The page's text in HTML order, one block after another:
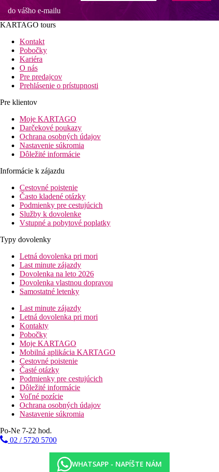
do vášho e-mailu
KARTAGO tours
Kontakt
Pobočky
Kariéra
O nás
Pre predajcov
Prehlásenie o prístupnosti
Pre klientov
Moje KARTAGO
Darčekové poukazy
Ochrana osobných údajov
Nastavenie súkromia
Dôležité informácie
Informácie k zájazdu
Cestovné poistenie
Často kladené otázky
Podmienky pre cestujúcich
Služby k dovolenke
Vstupné a pobytové poplatky
Typy dovolenky
Letná dovolenka pri mori
Last minute zájazdy
Dovolenka na leto 2026
Dovolenka vlastnou dopravou
Samostatné letenky
Last minute zájazdy
Letná dovolenka pri mori
Kontakty
Pobočky
Moje KARTAGO
Mobilná aplikácia KARTAGO
Cestovné poistenie
Časté otázky
Podmienky pre cestujúcich
Dôležité informácie
Voľné pozície
Ochrana osobných údajov
Nastavenie súkromia
Po-Ne 7-22 hod.
02 / 5720 5700
WHATSAPP - NAPÍŠTE NÁM